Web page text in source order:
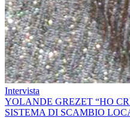
Intervista
YOLANDE GREZET “HO
SISTEMA DI SCAMBIO